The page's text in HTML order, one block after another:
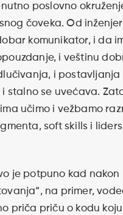
poslovno
čoveka. Od
komunikator, i da
i veštinu
i postavljanja
stalno se uvećava.
učimo i vežbamo
soft skills i
je potpuno kad
na primer,
priča priču o kodu